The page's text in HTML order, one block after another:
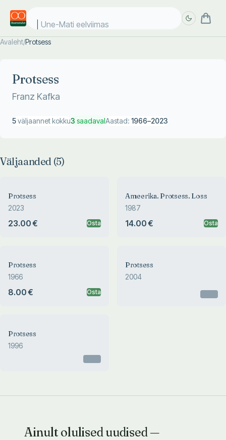
Une-Mati eelviimase
Avaleht/Protsess
Protsess
Franz Kafka
5väljaannet kokku3 saadavalAastad: 1966–2023
Väljaanded (5)
Protsess
2023
23.00 € Osta
Ameerika. Protsess. Loss
1987
14.00 € Osta
Protsess
1966
8.00 € Osta
Protsess
2004
Protsess
1996
Ainult olulised uudised —